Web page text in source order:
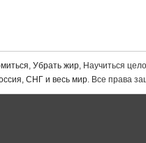
, Убрать жир, Научиться
СНГ и весь мир. Все права